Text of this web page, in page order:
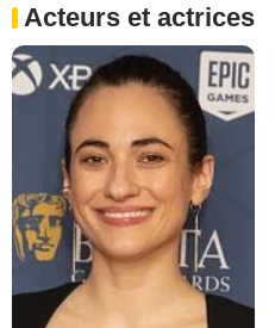
Acteurs et actrices